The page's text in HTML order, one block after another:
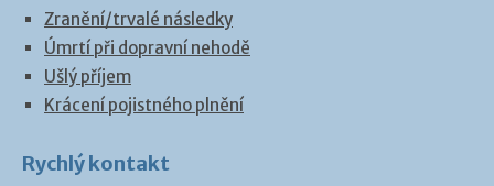
Zranění/trvalé následky
Úmrtí při dopravní nehodě
Ušlý příjem
Krácení pojistného plnění
Rychlý kontakt